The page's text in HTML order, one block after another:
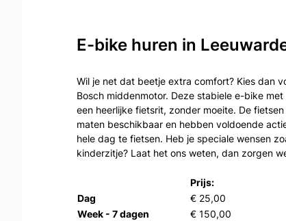
E-bike huren in
Wil je net dat beetje extra comfort? Kies dan
Bosch middenmotor. Deze stabiele e-bike
een heerlijke fietsrit, zonder moeite. De
maten beschikbaar en hebben voldoende
hele dag te fietsen. Heb je speciale wensen
kinderzitje? Laat het ons weten, dan zorgen
Prijs:
Dag
€ 25,00
Week - 7 dagen
€ 150,00